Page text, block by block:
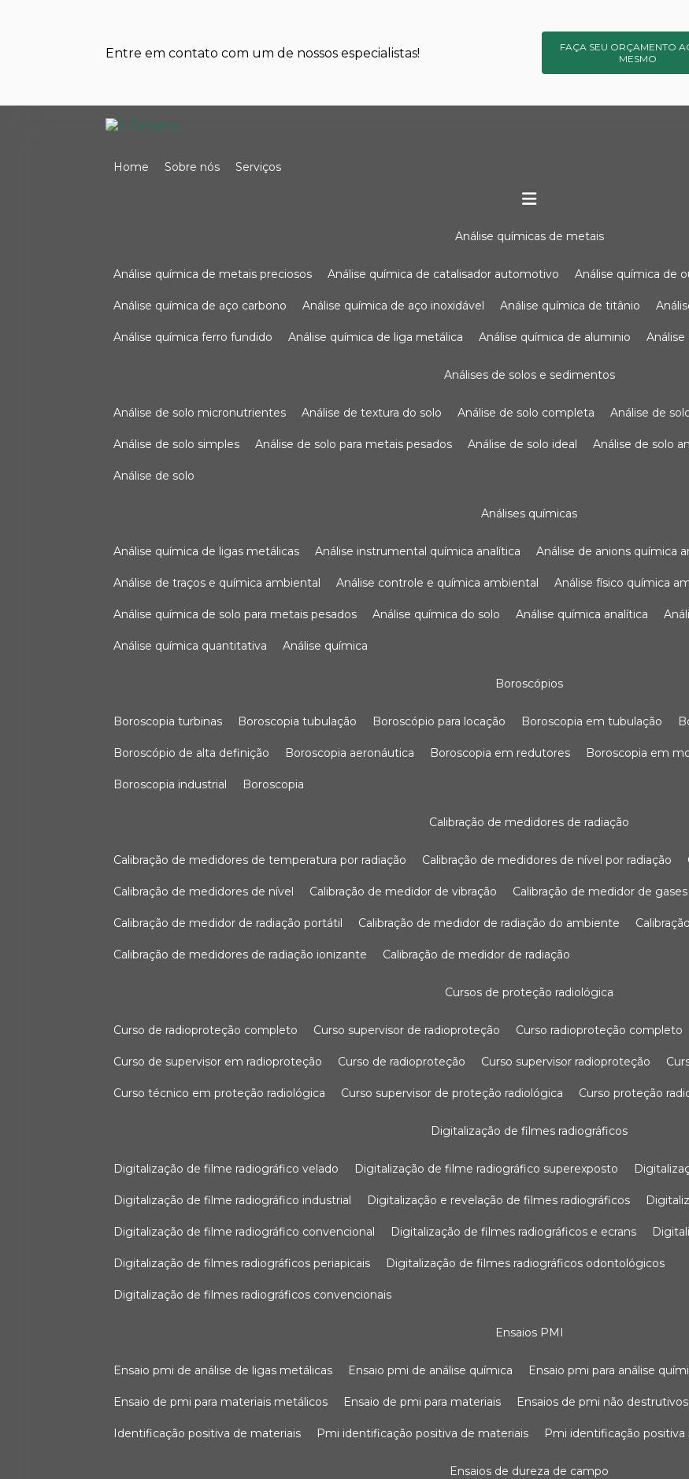
Entre em contato com um de nossos especialistas!
FAÇA SEU ORÇAMENTO
MESMO
Home Sobre nós Serviços
análise químicas de metais
análise química de metais preciosos análise química de catalisador automotivo análise química de
análise química de aço carbono análise química de aço inoxidável análise química de titânio
análise química ferro fundido análise química de liga metálica análise química de aluminio
análises de solos e sedimentos
análise de solo micronutrientes análise de textura do solo análise de solo completa análise de
análise de solo simples análise de solo para metais pesados análise de solo ideal análise de solo
análise de solo
análises químicas
análise química de ligas metálicas análise instrumental química analítica análise de anions química
análise de traços e química ambiental análise controle e química ambiental análise físico química
análise química de solo para metais pesados análise química do solo análise química analítica
análise química quantitativa análise química
boroscópios
boroscopia turbinas boroscopia tubulação boroscópio para locação boroscopia em tubulação
boroscópio de alta definição boroscopia aeronáutica boroscopia em redutores boroscopia em
boroscopia industrial boroscopia
calibração de medidores de radiação
calibração de medidores de temperatura por radiação calibração de medidores de nível por radiação
calibração de medidores de nível calibração de medidor de vibração calibração de medidor de gases
calibração de medidor de radiação portátil calibração de medidor de radiação do ambiente
calibração de medidores de radiação ionizante calibração de medidor de radiação
cursos de proteção radiológica
curso de radioproteção completo curso supervisor de radioproteção curso radioproteção completo
curso de supervisor em radioproteção curso de radioproteção curso supervisor radioproteção
curso técnico em proteção radiológica curso supervisor de proteção radiológica curso proteção
digitalização de filmes radiográficos
digitalização de filme radiográfico velado digitalização de filme radiográfico superexposto
digitalização de filme radiográfico industrial digitalização e revelação de filmes radiográficos
digitalização de filme radiográfico convencional digitalização de filmes radiográficos e ecrans
digitalização de filmes radiográficos periapicais digitalização de filmes radiográficos odontológicos
digitalização de filmes radiográficos convencionais
ensaios PMI
ensaio pmi de análise de ligas metálicas ensaio pmi de análise química ensaio pmi para análise
ensaio de pmi para materiais metálicos ensaio de pmi para materiais ensaios de pmi não destrutivos
identificação positiva de materiais pmi identificação positiva de materiais pmi identificação
ensaios de dureza de campo